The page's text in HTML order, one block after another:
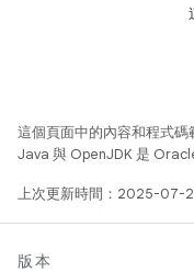
這個頁面中的內容和程式碼
Java 與 OpenJDK 是
上次更新時間：2025-07-
版本